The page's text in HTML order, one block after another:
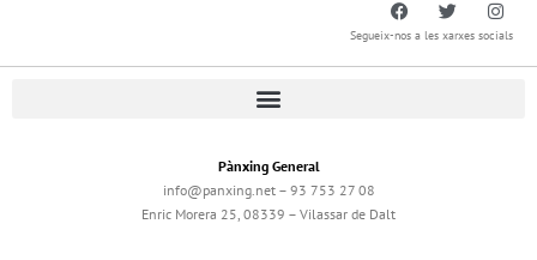
Segueix-nos a les xarxes socials
Pànxing General
info@panxing.net – 93 753 27 08
Enric Morera 25, 08339 – Vilassar de Dalt